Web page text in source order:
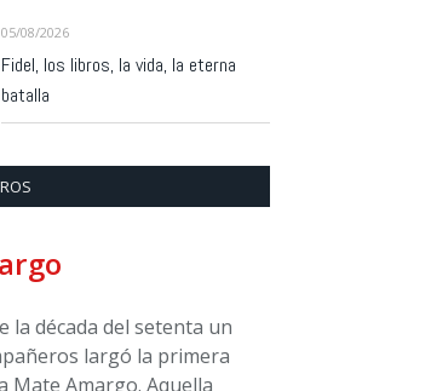
05/08/2026
Fidel, los libros, la vida, la eterna
batalla
la década del setenta un
largó la primera
Mate Amargo. Aquella